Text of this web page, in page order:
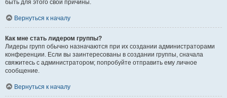
быть для этого свои причины.
Вернуться к началу
Как мне стать лидером группы?
Лидеры групп обычно назначаются при их создании администраторами
конференции. Если вы заинтересованы в создании группы, сначала
свяжитесь с администратором; попробуйте отправить ему личное
сообщение.
Вернуться к началу